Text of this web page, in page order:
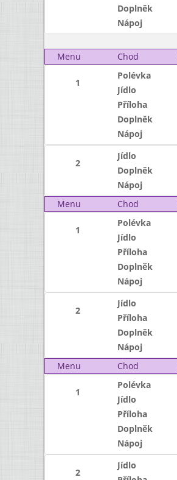
Doplněk
Nápoj
Menu
Chod
1
Polévka
Jídlo
Příloha
Doplněk
Nápoj
2
Jídlo
Doplněk
Nápoj
Menu
Chod
1
Polévka
Jídlo
Příloha
Doplněk
Nápoj
2
Jídlo
Příloha
Doplněk
Nápoj
Menu
Chod
1
Polévka
Jídlo
Příloha
Doplněk
Nápoj
2
Jídlo